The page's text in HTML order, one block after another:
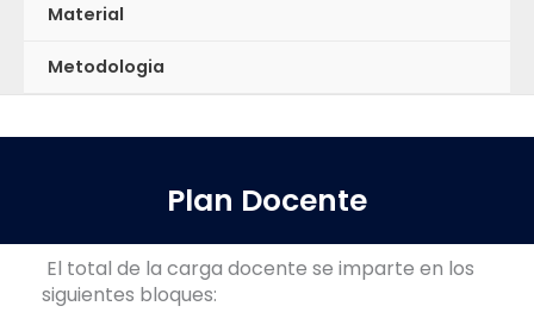
Material
Metodologia
Plan Docente
El total de la carga docente se imparte en los
siguientes bloques: